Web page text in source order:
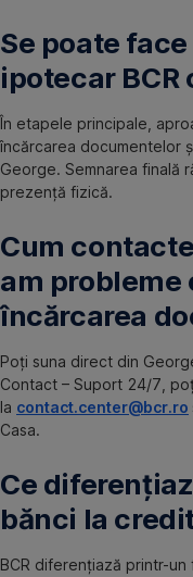
Se poate
ipotecar
În etapele principale,
încărcarea documentelor
George. Semnarea finală
prezență fizică.
Cum
am probleme
încărcarea
Poți suna direct din
Contact – Suport 24/7,
la contact.center@bcr.ro
Casa.
Ce
bănci la
BCR diferențiază printr-